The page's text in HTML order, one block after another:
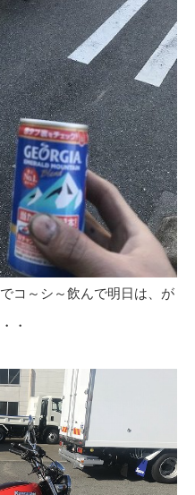
コ～シ～飲んで明日は、が
・